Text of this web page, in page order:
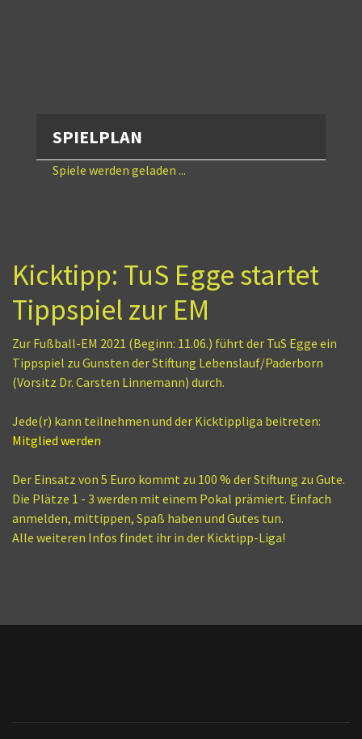
SPIELPLAN
Spiele werden geladen ...
Kicktipp: TuS Egge startet
Tippspiel zur EM
Zur Fußball-EM 2021 (Beginn: 11.06.) führt der TuS Egge ein
Tippspiel zu Gunsten der Stiftung Lebenslauf/Paderborn
(Vorsitz Dr. Carsten Linnemann) durch.
Jede(r) kann teilnehmen und der Kicktippliga beitreten:
Mitglied werden
Der Einsatz von 5 Euro kommt zu 100 % der Stiftung zu Gute.
Die Plätze 1 - 3 werden mit einem Pokal prämiert. Einfach
anmelden, mittippen, Spaß haben und Gutes tun.
Alle weiteren Infos findet ihr in der Kicktipp-Liga!